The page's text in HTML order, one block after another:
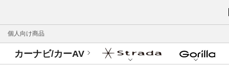
個人向け商品
カーナビ/カーAV